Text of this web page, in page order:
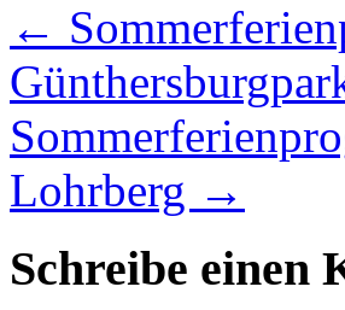
←
Lohrberg →
Schreibe einen